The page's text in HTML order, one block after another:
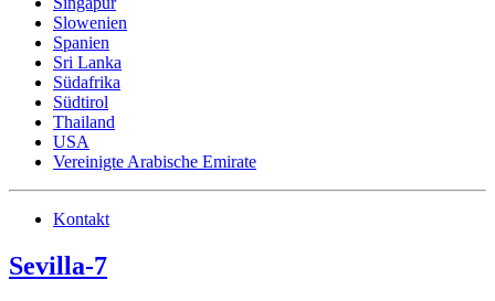
Slowenien
Spanien
Sri Lanka
Südafrika
Südtirol
Thailand
USA
Vereinigte Arabische Emirate
Kontakt
Sevilla-7